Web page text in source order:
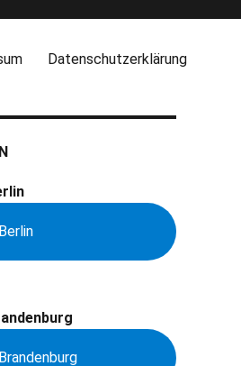
Datenschutzerklärung